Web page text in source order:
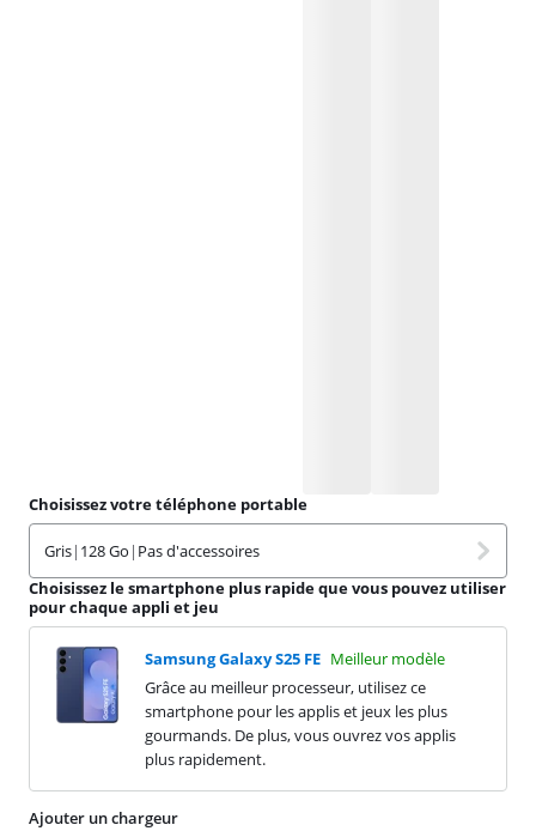
Choisissez votre téléphone portable
Gris| 128 Go | Pas d'accessoires
Choisissez le smartphone plus rapide que vous pouvez utiliser
pour chaque appli et jeu
Samsung Galaxy S25 FE Meilleur modèle
Grâce au meilleur processeur, utilisez ce
smartphone pour les applis et jeux les plus
gourmands. De plus, vous ouvrez vos applis
plus rapidement.
Ajouter un chargeur